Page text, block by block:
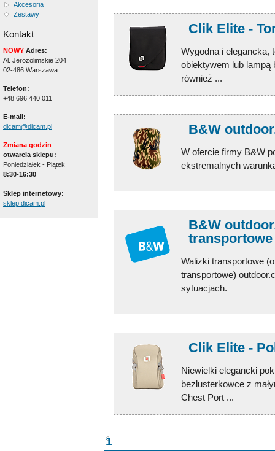
Akcesoria
Zestawy
Kontakt
NOWY Adres:
Al. Jerozolimskie 204
02-486 Warszawa
Telefon:
+48 696 440 011
E-mail:
dicam@dicam.pl
Zmiana godzin
otwarcia sklepu:
Poniedziałek - Piątek
8:30-16:30
Sklep internetowy:
sklep.dicam.pl
Clik Elite -
Wygodna i elegancka,
obiektywem lub lampą
również ...
B&W
W ofercie firmy B&W
ekstremalnych
B&W
transportowe
Walizki transportowe
transportowe)
sytuacjach.
Clik Elite -
Niewielki elegancki
bezlusterkowce z
Chest Port ...
1